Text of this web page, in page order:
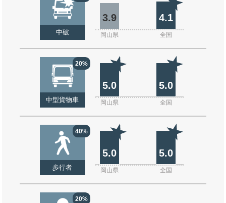
中破
3.9 4.1
岡山県 全国
20%
中型貨物車
5.0 5.0
岡山県 全国
40%
歩行者
5.0 5.0
岡山県 全国
20%